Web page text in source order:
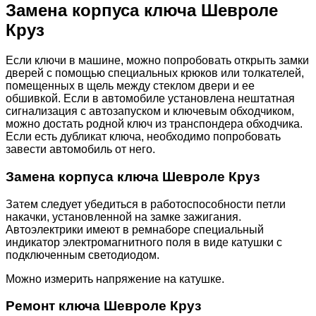
Замена корпуса ключа Шевроле
Круз
Если ключи в машине, можно попробовать открыть замки
дверей с помощью специальных крюков или толкателей,
помещенных в щель между стеклом двери и ее
обшивкой. Если в автомобиле установлена нештатная
сигнализация с автозапуском и ключевым обходчиком,
можно достать родной ключ из транспондера обходчика.
Если есть дубликат ключа, необходимо попробовать
завести автомобиль от него.
Замена корпуса ключа Шевроле Круз
Затем следует убедиться в работоспособности петли
накачки, установленной на замке зажигания.
Автоэлектрики имеют в ремнаборе специальный
индикатор электромагнитного поля в виде катушки с
подключенным светодиодом.
Можно измерить напряжение на катушке.
Ремонт ключа Шевроле Круз